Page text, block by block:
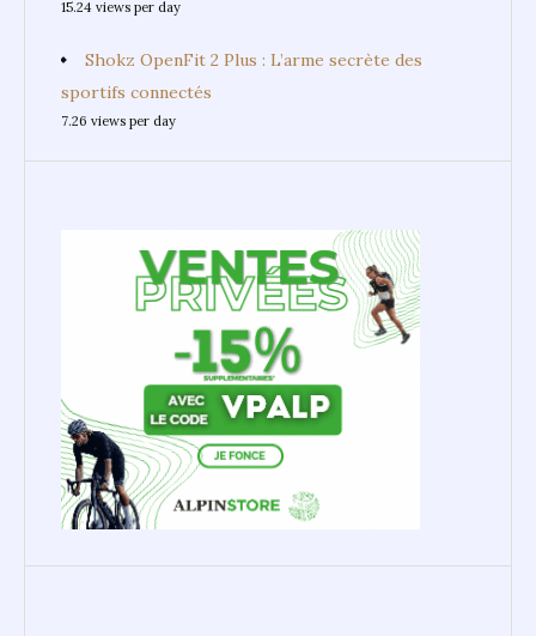
15.24 views per day
Shokz OpenFit 2 Plus : L’arme secrète des
sportifs connectés
7.26 views per day